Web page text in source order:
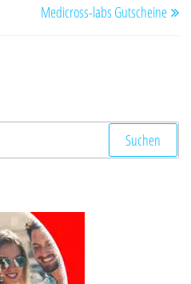
Medicross-labs Gutscheine